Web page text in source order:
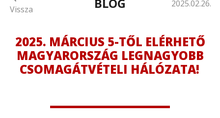
Vissza
2025.02.26.
2025. MÁRCIUS 5-TŐL ELÉRHETŐ
MAGYARORSZÁG LEGNAGYOBB
CSOMAGÁTVÉTELI HÁLÓZATA!